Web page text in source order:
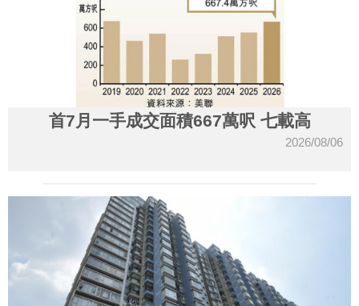
首7月一手成交面積667萬呎 七載高
2026/08/06